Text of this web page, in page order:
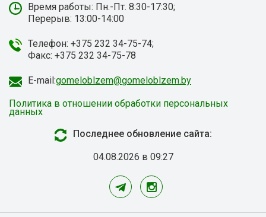
Время работы: Пн.-Пт. 8:30-17:30;
Перерыв: 13:00-14:00
Телефон: +375 232 34-75-74;
Факс: +375 232 34-75-78
E-mail:gomeloblzem@gomeloblzem.by
Политика в отношении обработки персональных
данных
Последнее обновление сайта:
04.08.2026 в 09:27